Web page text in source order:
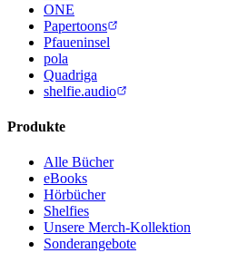
ONE
Papertoons
Pfaueninsel
pola
Quadriga
shelfie.audio
Produkte
Alle Bücher
eBooks
Hörbücher
Shelfies
Unsere Merch-Kollektion
Sonderangebote